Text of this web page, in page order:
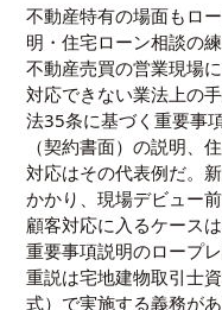
不動産特有の場面もロ
明・住宅ローン相談の
不動産売買の営業現場
対応できない業法上の
法35条に基づく重要事
（契約書面）の説明、
対応はその代表例だ。
かかり、現場デビュー
顧客対応に入るケースは
重要事項説明のロープ
重説は宅地建物取引士
式）で実施する義務が